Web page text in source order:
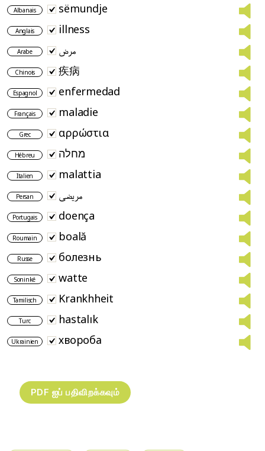
Albanais sëmundje
Anglais illness
Arabe مرض
Chinois 疾病
Espagnol enfermedad
Français maladie
Grec αρρώστια
Hébreu מחלה
Italien malattia
Persan مریضی
Portugais doença
Roumain boală
Russe болезнь
Soninké watte
Tamilisch Krankhheit
Turc hastalık
Ukrainien хвороба